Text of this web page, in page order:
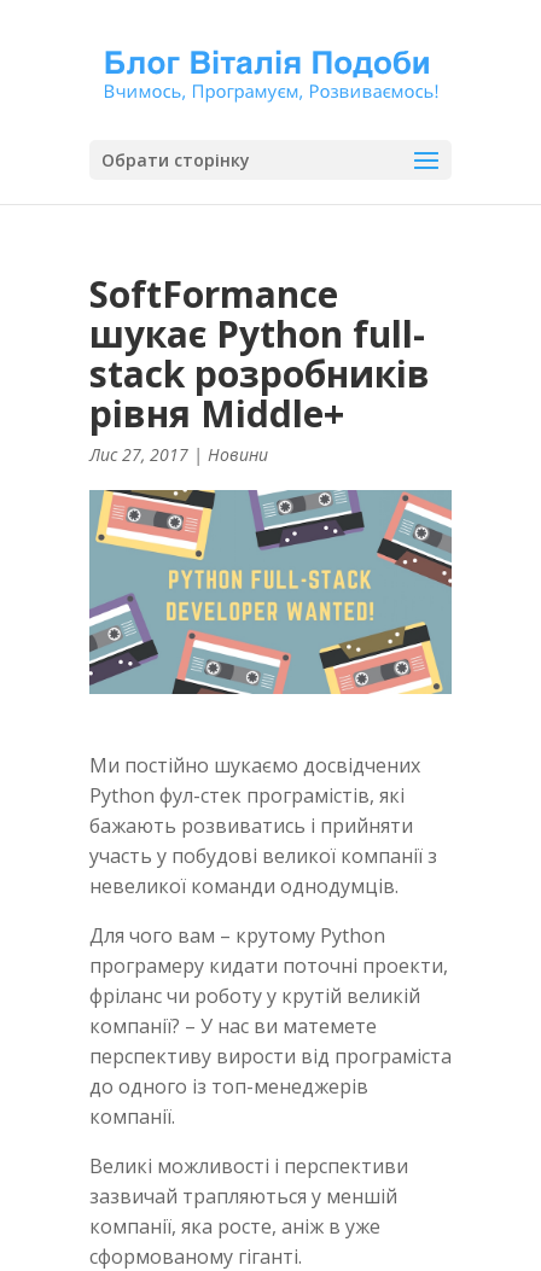
Обрати сторінку
SoftFormance
шукає Python full-
stack розробників
рівня Middle+
Лис 27, 2017 | Новини
Ми постійно шукаємо досвідчених
Python фул-стек програмістів, які
бажають розвиватись і прийняти
участь у побудові великої компанії з
невеликої команди однодумців.
Для чого вам – крутому Python
програмеру кидати поточні проекти,
фріланс чи роботу у крутій великій
компанії? – У нас ви матемете
перспективу вирости від програміста
до одного із топ-менеджерів
компанії.
Великі можливості і перспективи
зазвичай трапляються у меншій
компанії, яка росте, аніж в уже
сформованому гіганті.